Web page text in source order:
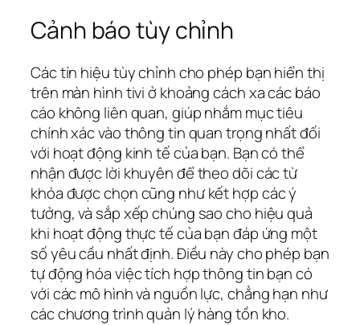
Cảnh báo tùy chỉnh
Các tín hiệu tùy chỉnh cho phép bạn hiển thị
trên màn hình tivi ở khoảng cách xa các báo
cáo không liên quan, giúp nhắm mục tiêu
chính xác vào thông tin quan trọng nhất đối
với hoạt động kinh tế của bạn. Bạn có thể
nhận được lời khuyên để theo dõi các từ
khóa được chọn cũng như kết hợp các ý
tưởng, và sắp xếp chúng sao cho hiệu quả
khi hoạt động thực tế của bạn đáp ứng một
số yêu cầu nhất định. Điều này cho phép bạn
tự động hóa việc tích hợp thông tin bạn có
với các mô hình và nguồn lực, chẳng hạn như
các chương trình quản lý hàng tồn kho.